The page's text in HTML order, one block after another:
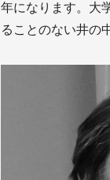
年になります。大
ることのない井の